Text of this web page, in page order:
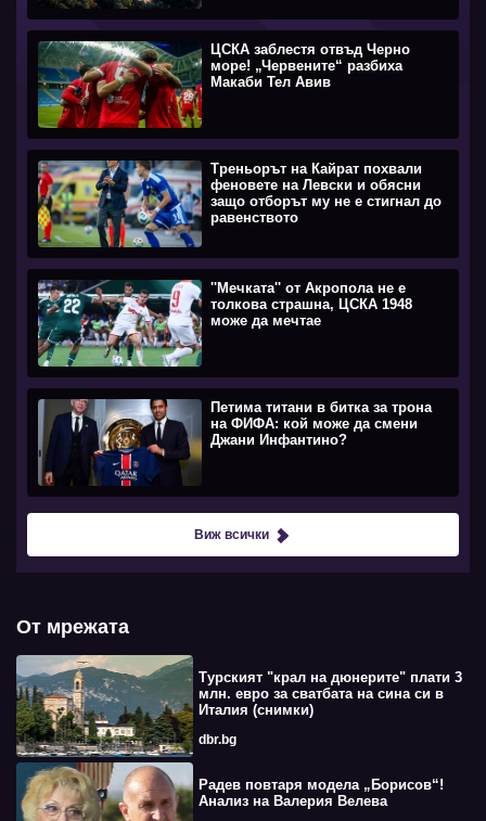
ЦСКА заблестя отвъд Черно
море! „Червените“ разбиха
Макаби Тел Авив
Треньорът на Кайрат похвали
феновете на Левски и обясни
защо отборът му не е стигнал до
равенството
''Мечката'' от Акропола не е
толкова страшна, ЦСКА 1948
може да мечтае
Петима титани в битка за трона
на ФИФА: кой може да смени
Джани Инфантино?
Виж всички
От мрежата
Турският "крал на дюнерите" плати 3
млн. евро за сватбата на сина си в
Италия (снимки)
dbr.bg
Радев повтаря модела „Борисов“!
Анализ на Валерия Велева